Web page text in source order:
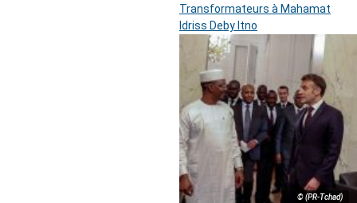
Transformateurs à Mahamat
Idriss Deby Itno
© (PR-Tchad)